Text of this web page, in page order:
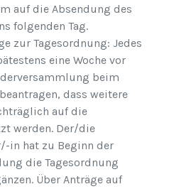
auf die Absendung des
folgenden Tag.
zur Tagesordnung: Jedes
eine Woche vor
beim
dass weitere
auf die
werden. Der/die
in hat zu Beginn der
die Tagesordnung
Über Anträge auf